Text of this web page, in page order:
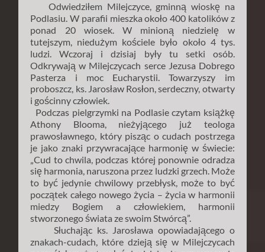
Odwiedziłem Milejczyce, gminną wioskę na
Podlasiu. W parafii mieszka około 400 katolików z
ponad 20 wiosek. W minioną niedzielę w
tutejszym, niedużym kościele było około 4 tys.
ludzi. Wczoraj i dzisiaj były tu setki osób.
Odkrywają w Milejczycach serce Jezusa Dobrego
Pasterza i moc Eucharystii. Towarzyszy im
proboszcz, ks. Jarosław Rosłon, serdeczny, otwarty
i gościnny człowiek.
Podczas pielgrzymki na Podlasie czytam książkę
Athony Blooma, nieżyjącego już teologa
prawosławnego, który pisząc o cudach postrzega
je jako znaki przywracające harmonię w świecie:
„Cud to chwila, podczas której ponownie odradza
się harmonia, naruszona przez ludzki grzech. Może
to być jedynie chwilowy przebłysk, może to być
początek całego nowego życia – życia w harmonii
miedzy Bogiem a człowiekiem, harmonii
stworzonego świata ze swoim Stwórcą”.
Słuchając ks. Jarosława opowiadającego o
znakach-cudach, które dzieją się w Milejczycach